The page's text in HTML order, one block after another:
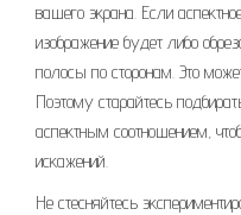
вашего экрана. Если
изображение будет либо
полосы по сторонам. Это
Поэтому старайтесь
аспектным соотношением,
искажений.
Не стесняйтесь